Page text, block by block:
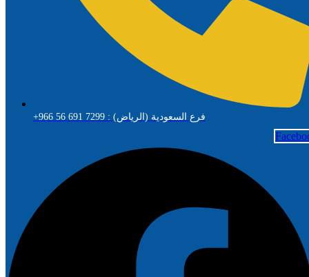
+966 56 691 7299 : فرع السعودية (الرياض)